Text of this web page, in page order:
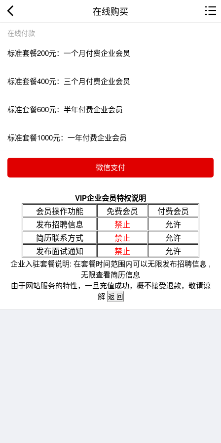
在线购买
在线付款
标准套餐200元：一个月付费企业会员
标准套餐400元：三个月付费企业会员
标准套餐600元：半年付费企业会员
标准套餐1000元：一年付费企业会员
VIP企业会员特权说明
会员操作功能 免费会员
付费会员
发布招聘信息
禁止
允许
简历联系方式
禁止
允许
发布面试通知
禁止 允许
企业入驻套餐说明: 在套餐时间范围内可以无限发布招聘信息 ,
无限查看简历信息
由于网站服务的特性，一旦充值成功，概不接受退款，敬请谅
解